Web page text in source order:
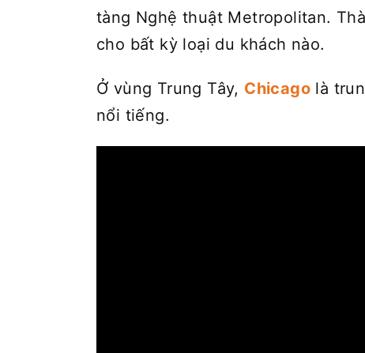
tàng Nghệ thuật Metropolitan.
cho bất kỳ loại du khách nào.
Ở vùng Trung Tây, Chicago là
nổi tiếng.